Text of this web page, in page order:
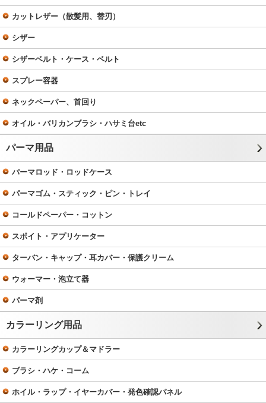
カットレザー（散髪用、替刃）
シザー
シザーベルト・ケース・ベルト
スプレー容器
ネックペーパー、首回り
オイル・バリカンブラシ・ハサミ台etc
パーマ用品
パーマロッド・ロッドケース
パーマゴム・スティック・ピン・トレイ
コールドペーパー・コットン
スポイト・アプリケーター
ターバン・キャップ・耳カバー・保護クリーム
ウォーマー・泡立て器
パーマ剤
カラーリング用品
カラーリングカップ＆マドラー
ブラシ・ハケ・コーム
ホイル・ラップ・イヤーカバー・発色確認パネル